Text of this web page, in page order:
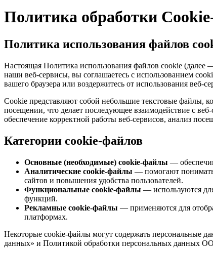
Политика обработки
Политика использования файлов
Настоящая Политика использования файлов cookie
наши веб-сервисы, вы соглашаетесь с использованием
вашего браузера или воздержитесь от использования
Cookie представляют собой небольшие текстовые файлы,
посещении, что делает последующее взаимодействие с
обеспечение корректной работы веб-сервисов, анализ
Категории cookie-файлов
Основные (необходимые) cookie-файлы —
Аналитические cookie-файлы — помогают
сайтов и повышения удобства пользователей.
Функциональные cookie-файлы — используются
функций.
Рекламные cookie-файлы — применяются для
платформах.
Некоторые cookie-файлы могут содержать персональные
данных» и Политикой обработки персональных данных